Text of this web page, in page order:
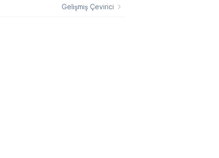
Gelişmiş Çevirici